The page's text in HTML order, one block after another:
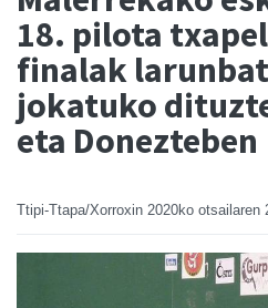
18. pilota
finalak
jokatuko
eta Donezteben
Ttipi-Ttapa/Xorroxin 2020ko otsailaren